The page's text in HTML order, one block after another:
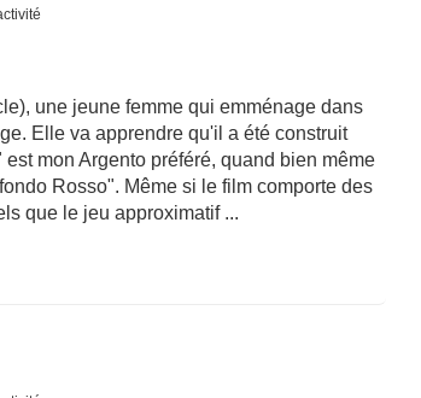
une jeune femme qui emménage dans
Elle va apprendre qu'il a été construit
mon Argento préféré, quand bien même
Rosso". Même si le film comporte des
que le jeu approximatif ...